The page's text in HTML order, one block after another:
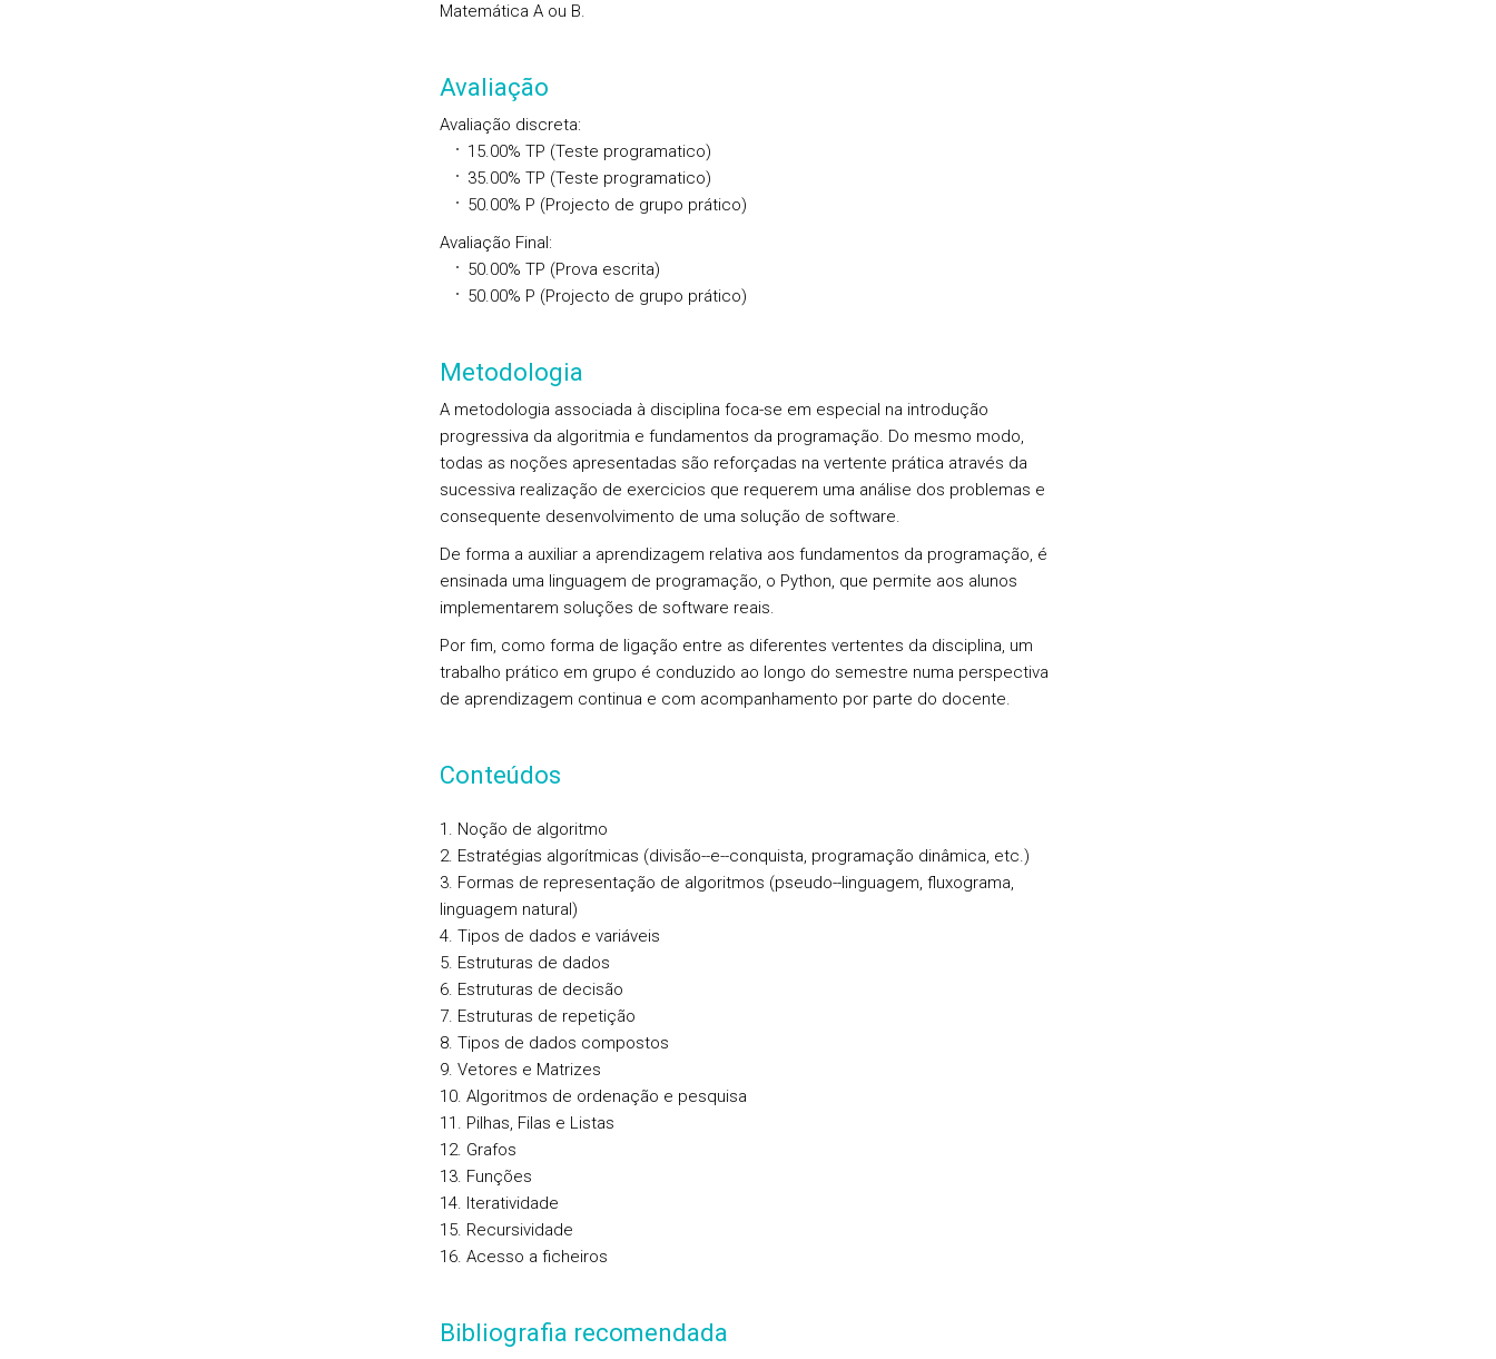
Matemática A ou B.
Avaliação
Avaliação discreta:
15.00% TP (Teste programatico)
35.00% TP (Teste programatico)
50.00% P (Projecto de grupo prático)
Avaliação Final:
50.00% TP (Prova escrita)
50.00% P (Projecto de grupo prático)
Metodologia
A metodologia associada à disciplina foca-se em especial na introdução
progressiva da algoritmia e fundamentos da programação. Do mesmo modo,
todas as noções apresentadas são reforçadas na vertente prática através da
sucessiva realização de exercicios que requerem uma análise dos problemas e
consequente desenvolvimento de uma solução de software.
De forma a auxiliar a aprendizagem relativa aos fundamentos da programação, é
ensinada uma linguagem de programação, o Python, que permite aos alunos
implementarem soluções de software reais.
Por fim, como forma de ligação entre as diferentes vertentes da disciplina, um
trabalho prático em grupo é conduzido ao longo do semestre numa perspectiva
de aprendizagem continua e com acompanhamento por parte do docente.
Conteúdos
1. Noção de algoritmo
2. Estratégias algorítmicas (divisão-­-e-­-conquista, programação dinâmica, etc.)
3. Formas de representação de algoritmos (pseudo-­-linguagem, fluxograma,
linguagem natural)
4. Tipos de dados e variáveis
5. Estruturas de dados
6. Estruturas de decisão
7. Estruturas de repetição
8. Tipos de dados compostos
9. Vetores e Matrizes
10. Algoritmos de ordenação e pesquisa
11. Pilhas, Filas e Listas
12. Grafos
13. Funções
14. Iteratividade
15. Recursividade
16. Acesso a ficheiros
Bibliografia recomendada